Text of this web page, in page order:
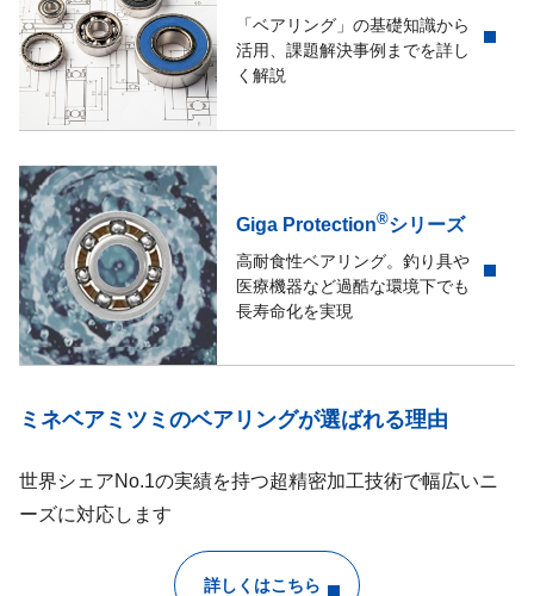
「ベアリング」の基礎知識から
活用、課題解決事例までを詳し
く解説
Giga Protection®シリーズ
高耐食性ベアリング。釣り具や
医療機器など過酷な環境下でも
長寿命化を実現
ミネベアミツミのベアリングが選ばれる理由
世界シェアNo.1の実績を持つ超精密加工技術で幅広いニ
ーズに対応します
詳しくはこちら